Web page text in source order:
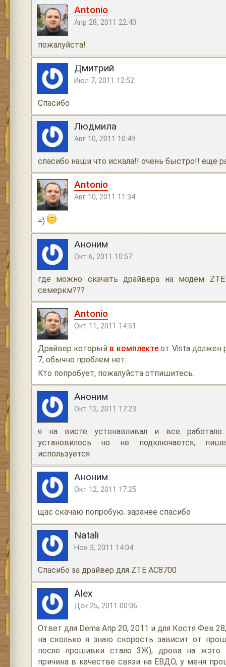
Antonio
Апр 28, 2011 22:40
пожалуйста!
Дмитрий
Июл 7, 2011 12:52
Спасибо
Людмила
Авг 10, 2011 10:49
спасибо наши что искала!! очень быстро!! ещё
Antonio
Авг 10, 2011 11:34
=)
Аноним
Окт 6, 2011 10:57
где можно скачать драйвера на модем ZTE
семеркм???
Antonio
Окт 11, 2011 14:51
Драйвер который в комплектеот Vista должен
7, обычно проблем нет.
Кто попробует, пожалуйста отпишитесь.
Аноним
Окт 12, 2011 17:23
я на висте устонавливал и все
установилось но не подключается,
используется
Аноним
Окт 12, 2011 17:25
щас скачаю попробую. заранее спасибо
Natali
Ноя 3, 2011 14:04
Спасибо за драйвер для ZTE AC8700
Alex
Дек 25, 2011 00:06
Ответ для Dema Апр 20, 2011 и для Костя Фев
на сколько я знаю скорость зависит от
после прошивки стало 3Ж), дрова на жэто
причина в качестве связи на ЕВДО, у меня